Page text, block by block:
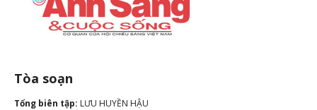
Tòa soạn
Tổng biên tập: LƯU HUYỀN HẬU